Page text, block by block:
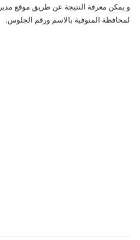
و يمكن معرفة النتيجة عن طريق موقع
لمحافظة المنوفية بالاسم ورقم الجلوس.